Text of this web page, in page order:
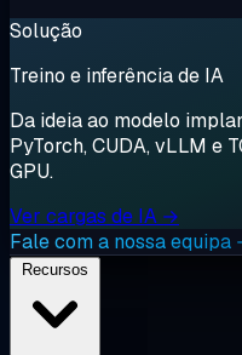
Solução
Treino e inferência de IA
Da ideia ao modelo
PyTorch, CUDA, vLLM e
GPU.
Ver cargas de IA →
Fale com a nossa equipa